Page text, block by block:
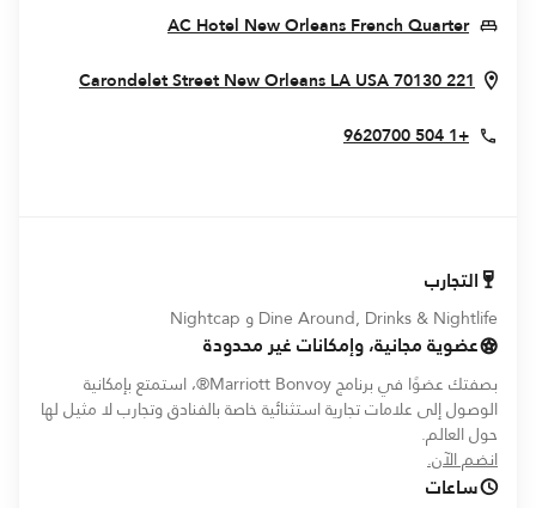
AC Hotel New Orleans French Quarter
In New Window
221 Carondelet Street
New OrleansLAUSA70130
Window
+1 504 9620700
التجارب
Dine Around, Drinks & Nightlife و Nightcap
عضوية مجانية، وإمكانات غير محدودة
بصفتك عضوًا في برنامج Marriott Bonvoy®، استمتع بإمكانية
الوصول إلى علامات تجارية استثنائية خاصة بالفنادق وتجارب لا مثيل لها
حول العالم.
انضم الآن.
ساعات